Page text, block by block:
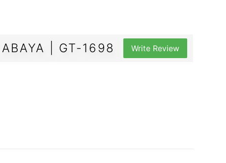
| GT-1698 Write Review